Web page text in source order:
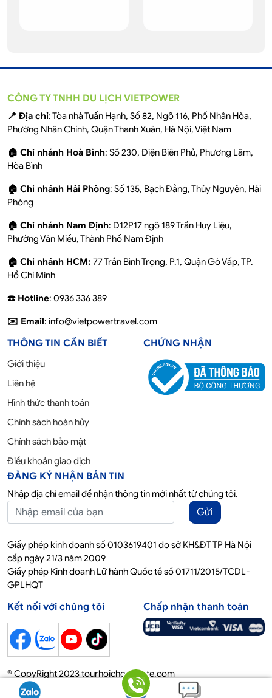
CÔNG TY TNHH DU LỊCH VIETPOWER
📍 Địa chỉ: Tòa nhà Tuấn Hạnh, Số 82, Ngõ 116, Phố Nhân Hòa,
Phường Nhân Chính, Quận Thanh Xuân, Hà Nội, Việt Nam
🏠 Chi nhánh Hoà Bình: Số 230, Điện Biên Phủ, Phương Lâm,
Hòa Bình
🏠 Chi nhánh Hải Phòng: Số 135, Bạch Đằng, Thủy Nguyên, Hải
Phòng
🏠 Chi nhánh Nam Định: D12P17 ngõ 189 Trần Huy Liệu,
Phường Văn Miếu, Thành Phố Nam Định
🏠 Chi nhánh HCM: 77 Trần Bình Trọng, P.1, Quận Gò Vấp, TP.
Hồ Chí Minh
☎️ Hotline: 0936 336 389
✉️ Email: info@vietpowertravel.com
THÔNG TIN CẦN BIẾT
Giới thiệu
Liên hệ
Hình thức thanh toán
Chính sách hoàn hủy
Chính sách bảo mật
Điều khoản giao dịch
CHỨNG NHẬN
ĐĂNG KÝ NHẬN BẢN TIN
Nhập địa chỉ email để nhận thông tin mới nhất từ chúng tôi.
Gửi
Giấy phép kinh doanh số 0103619401 do sở KH&ĐT TP Hà Nội
cấp ngày 21/3 năm 2009
Giấy phép Kinh doanh Lữ hành Quốc tế số 01711/2015/TCDL-
GPLHQT
Kết nối với chúng tôi Chấp nhận thanh toán
© CopyRight 2023 tourhoichoquocte.com